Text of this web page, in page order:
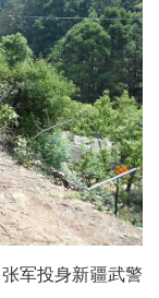
军投身新疆武警